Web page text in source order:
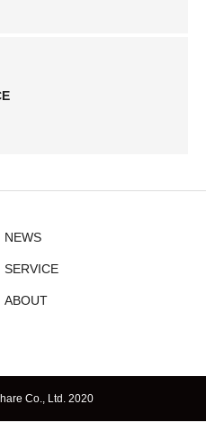
NEWS
SERVICE
ABOUT
Co., Ltd. 2020